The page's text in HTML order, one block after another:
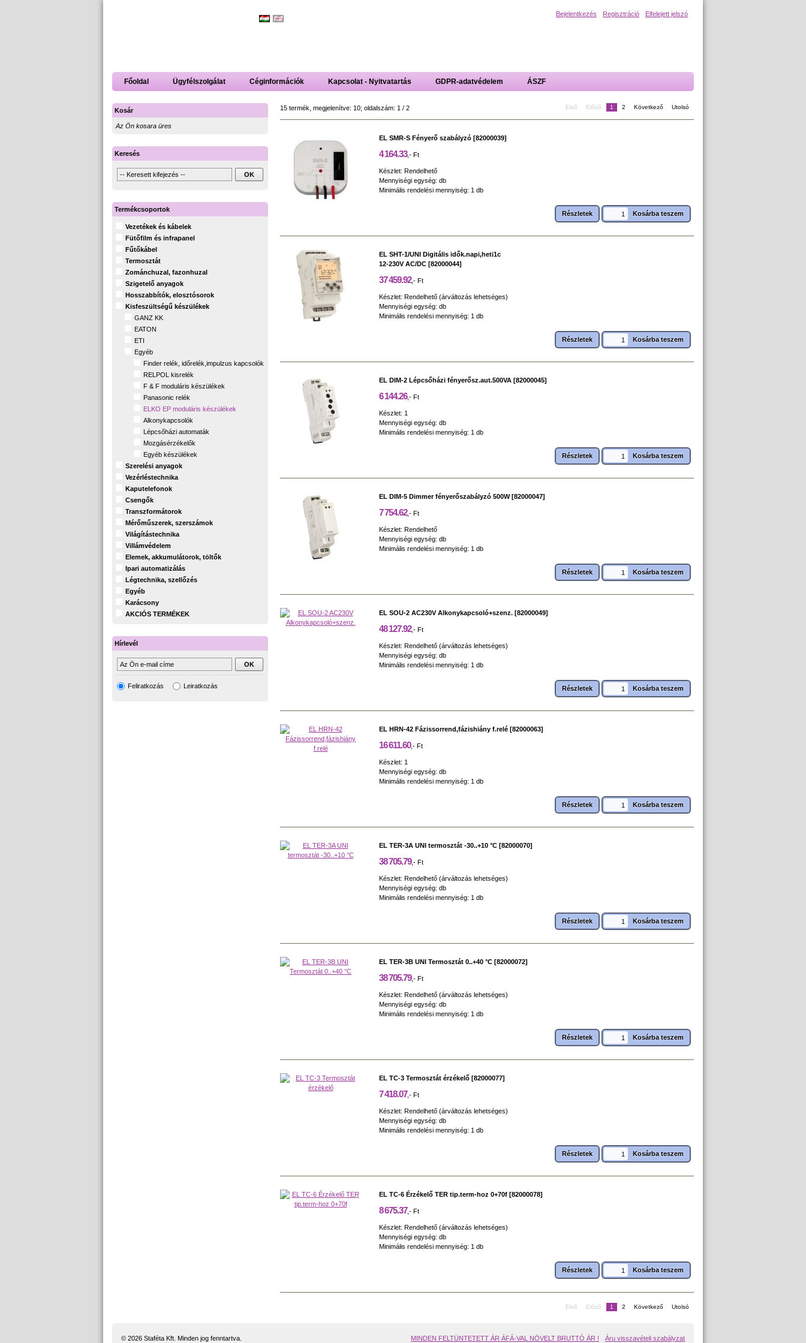
Bejelentkezés Regisztráció Elfelejett jelszó
Főoldal Ügyfélszolgálat Céginformációk Kapcsolat - Nyitvatartás GDPR-adatvédelem ÁSZF
15 termék, megjelenítve: 10; oldalszám: 1 / 2 Első Előző 1 2 Következő Utolsó
EL SMR-S Fényerő szabályzó [82000039]
4 164.33,- Ft
Készlet: Rendelhető
Mennyiségi egység: db
Minimális rendelési mennyiség: 1 db
Részletek
EL SHT-1/UNI Digitális idők.napi,heti1c
12-230V AC/DC [82000044]
37 459.92,- Ft
Készlet: Rendelhető (árváltozás lehetséges)
Mennyiségi egység: db
Minimális rendelési mennyiség: 1 db
Részletek
EL DIM-2 Lépcsőházi fényerősz.aut.500VA [82000045]
6 144.26,- Ft
Készlet: 1
Mennyiségi egység: db
Minimális rendelési mennyiség: 1 db
Részletek
EL DIM-5 Dimmer fényerőszabályzó 500W [82000047]
7 754.62,- Ft
Készlet: Rendelhető
Mennyiségi egység: db
Minimális rendelési mennyiség: 1 db
Részletek
EL SOU-2 AC230V Alkonykapcsoló+szenz. [82000049]
48 127.92,- Ft
Készlet: Rendelhető (árváltozás lehetséges)
Mennyiségi egység: db
Minimális rendelési mennyiség: 1 db
Részletek
EL HRN-42 Fázissorrend,fázishiány f.relé [82000063]
16 611.60,- Ft
Készlet: 1
Mennyiségi egység: db
Minimális rendelési mennyiség: 1 db
Részletek
EL TER-3A UNI termosztát -30..+10 °C [82000070]
38 705.79,- Ft
Készlet: Rendelhető (árváltozás lehetséges)
Mennyiségi egység: db
Minimális rendelési mennyiség: 1 db
Részletek
EL TER-3B UNI Termosztát 0..+40 °C [82000072]
38 705.79,- Ft
Készlet: Rendelhető (árváltozás lehetséges)
Mennyiségi egység: db
Minimális rendelési mennyiség: 1 db
Részletek
EL TC-3 Termosztát érzékelő [82000077]
7 418.07,- Ft
Készlet: Rendelhető (árváltozás lehetséges)
Mennyiségi egység: db
Minimális rendelési mennyiség: 1 db
Részletek
EL TC-6 Érzékelő TER tip.term-hoz 0+70f [82000078]
8 675.37,- Ft
Készlet: Rendelhető (árváltozás lehetséges)
Mennyiségi egység: db
Minimális rendelési mennyiség: 1 db
Részletek
Első Előző 1 2 Következő Utolsó
Kosár
Az Ön kosara üres
Keresés
Termékcsoportok
Vezetékek és kábelek
Fütőfilm és infrapanel
Fűtőkábel
Termosztát
Zománchuzal, fazonhuzal
Szigetelő anyagok
Hosszabbítók, elosztósorok
Kisfeszültségű készülékek
GANZ KK
EATON
ETI
Egyéb
Finder relék, időrelék,impulzus kapcsolók
RELPOL kisrelék
F & F moduláris készülékek
Panasonic relék
ELKO EP moduláris készülékek
Alkonykapcsolók
Lépcsőházi automaták
Mozgásérzékelők
Egyéb készülékek
Szerelési anyagok
Vezérléstechnika
Kaputelefonok
Csengők
Transzformátorok
Mérőműszerek, szerszámok
Világítástechnika
Villámvédelem
Elemek, akkumulátorok, töltők
Ipari automatizálás
Légtechnika, szellőzés
Egyéb
Karácsony
AKCIÓS TERMÉKEK
Hírlevél
Feliratkozás Leiratkozás
© 2026 Staféta Kft. Minden jog fenntartva. MINDEN FELTÜNTETETT ÁR ÁFÁ-VAL NÖVELT BRUTTÓ ÁR ! Áru visszavételi szabályzat